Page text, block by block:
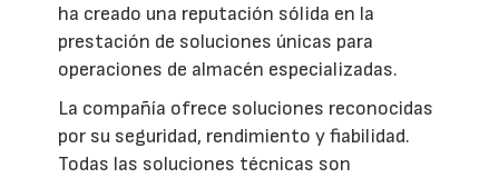
ha creado una reputación sólida en la
prestación de soluciones únicas para
operaciones de almacén especializadas.
La compañía ofrece soluciones reconocidas
por su seguridad, rendimiento y fiabilidad.
Todas las soluciones técnicas son